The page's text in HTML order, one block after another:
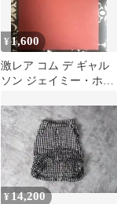
¥1,600
激レア コム デ ギャル
ソン ジェイミー・ホー
¥14,200